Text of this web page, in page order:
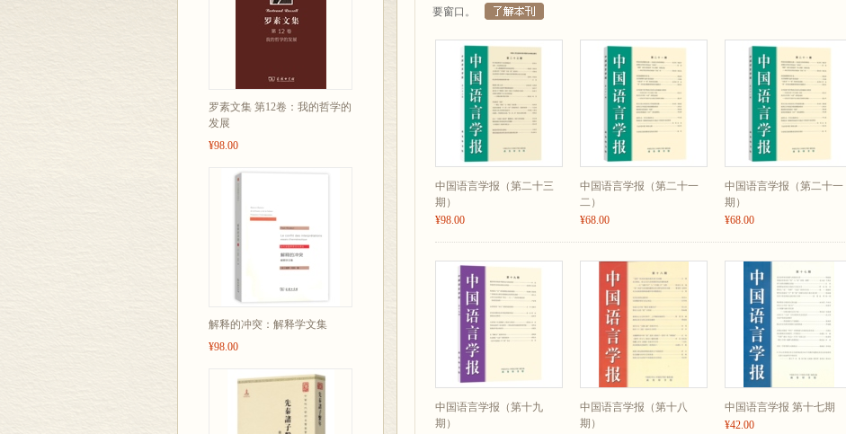
罗素文集 第12卷：我的哲学的
发展
¥98.00
解释的冲突：解释学文集
¥98.00
从语源看“父亲”的称谓系列 /蔡英杰
《汉书•苏武传》中“蹈”考证 /张霁
要窗口。
中国语言学报（第二十三
期）
¥98.00
中国语言学报（第二十一
二）
¥68.00
中国语言学报（第二十一
期）
¥68.00
中国语言学报（第十九
期）
中国语言学报（第十八
期）
中国语言学报 第十七期
¥42.00